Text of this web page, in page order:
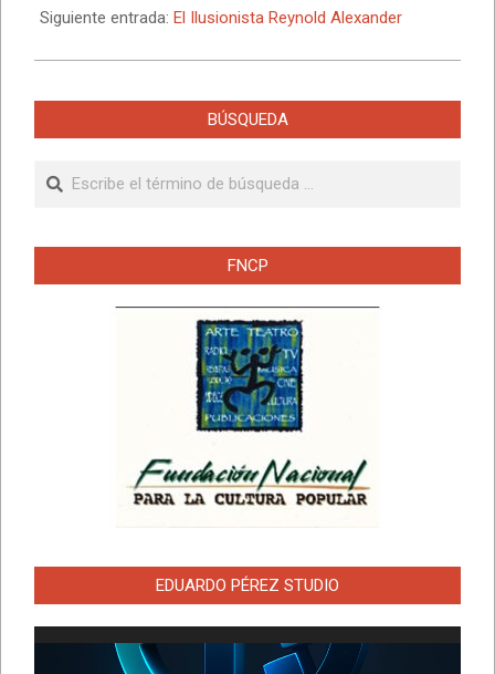
Siguiente entrada: El Ilusionista Reynold Alexander
BÚSQUEDA
Buscar
FNCP
EDUARDO PÉREZ STUDIO
Reproductor